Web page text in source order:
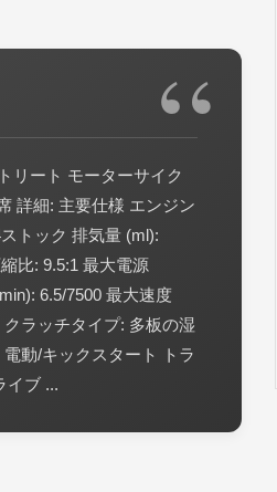
リート モーターサイク
詳細: 主要仕様 エンジン
トック 排気量 (ml):
比: 9.5:1 最大電源
6.5/7500 最大速度
ラッチタイプ: 多板の湿
動/キックスタート トラ
イブ ...